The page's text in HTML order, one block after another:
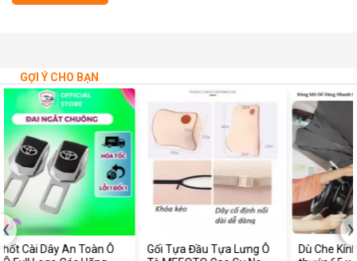
GỢI Ý CHO BẠN
Gối Tựa Đầu Tựa Lưng Ô
Dù Che Kính Lái Ô Tô Kích
‹ ›